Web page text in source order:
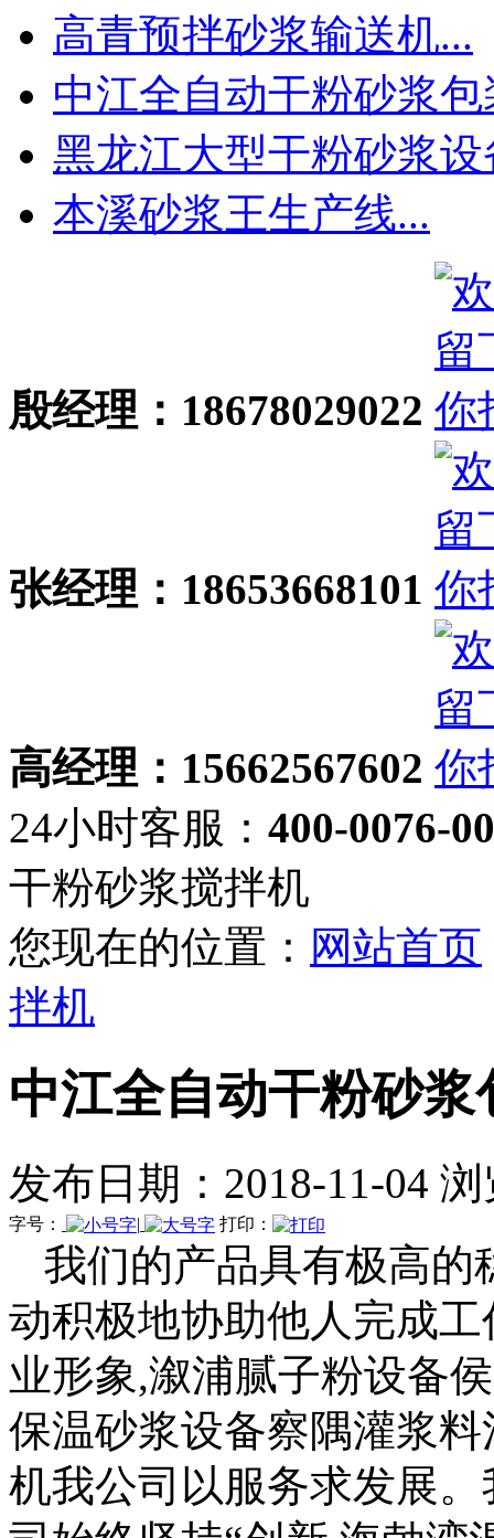
高青预拌砂浆输送机...
中江全自动干粉砂浆包
黑龙江大型干粉砂浆设
本溪砂浆王生产线...
殷经理：18678029022
张经理：18653668101
高经理：15662567602
24小时客服： 400-0076-
干粉砂浆搅拌机
您现在的位置： 网站首页
拌机
中江全自动干粉砂浆
发布日期：2018-11-04
字号： | 打印：
我们的产品具有极高的
动积极地协助他人完成
业形象,溆浦腻子粉设备
保温砂浆设备察隅灌浆
机我公司以服务求发展